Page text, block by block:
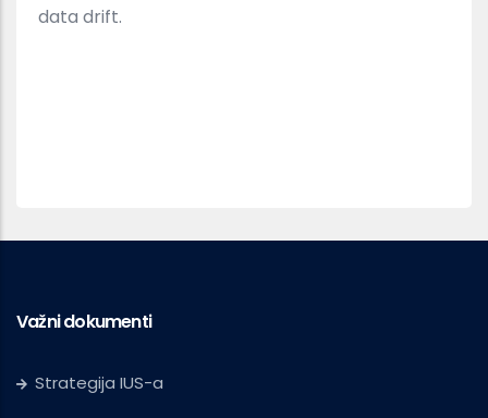
data drift.
Važni dokumenti
Strategija IUS-a